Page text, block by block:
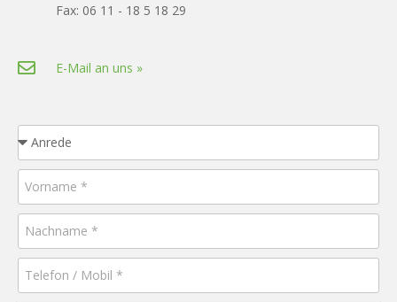
Fax: 06 11 - 18 5 18 29
E-Mail an uns »